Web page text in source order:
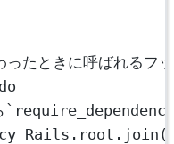
たときに呼ばれるフ
do
Rails . root . join (